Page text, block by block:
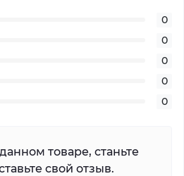
0
0
0
0
0
товаре, станьте
свой отзыв.